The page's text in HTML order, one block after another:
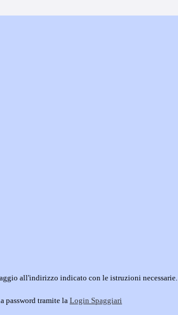
all'indirizzo indicato con le istruzioni necessarie.
password tramite la Login Spaggiari